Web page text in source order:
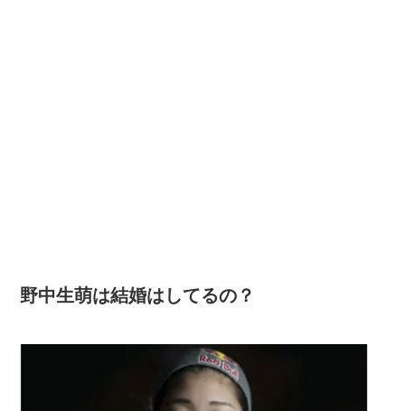
野中生萌は結婚はしてるの？